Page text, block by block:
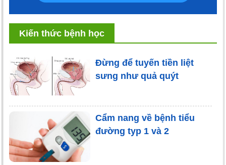
Kiến thức bệnh học
Đừng để tuyến tiền liệt
sưng như quả quýt
Cẩm nang về bệnh tiểu
đường typ 1 và 2